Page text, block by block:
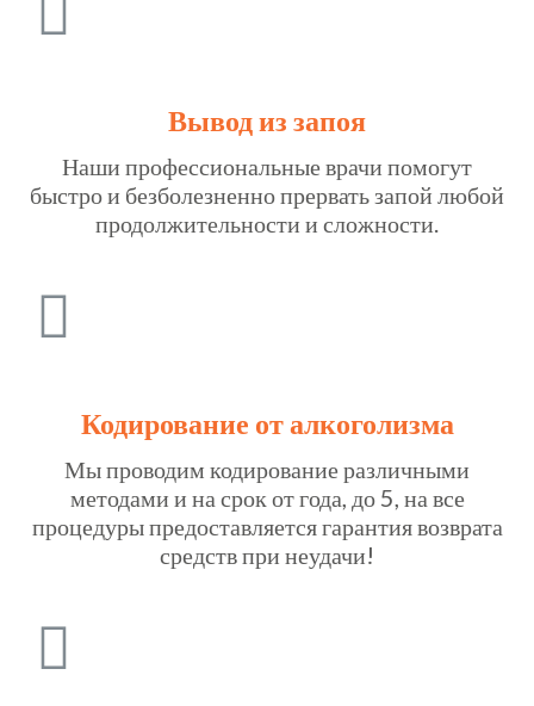
Вывод из запоя
Наши профессиональные врачи помогут
быстро и безболезненно прервать запой любой
продолжительности и сложности.
Кодирование от алкоголизма
Мы проводим кодирование различными
методами и на срок от года, до 5, на все
процедуры предоставляется гарантия возврата
средств при неудачи!